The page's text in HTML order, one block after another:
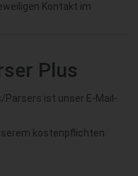
Kontakt im
Plus
Parsers ist unser E-Mail-
kostenpflichten